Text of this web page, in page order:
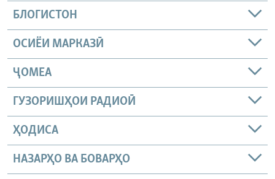
БЛОГИСТОН
ОСИЁИ МАРКАЗӢ
ҶОМEА
ГУЗОРИШҲОИ РАДИОӢ
ҲОДИСА
НАЗАРҲО ВА БОВАРҲО